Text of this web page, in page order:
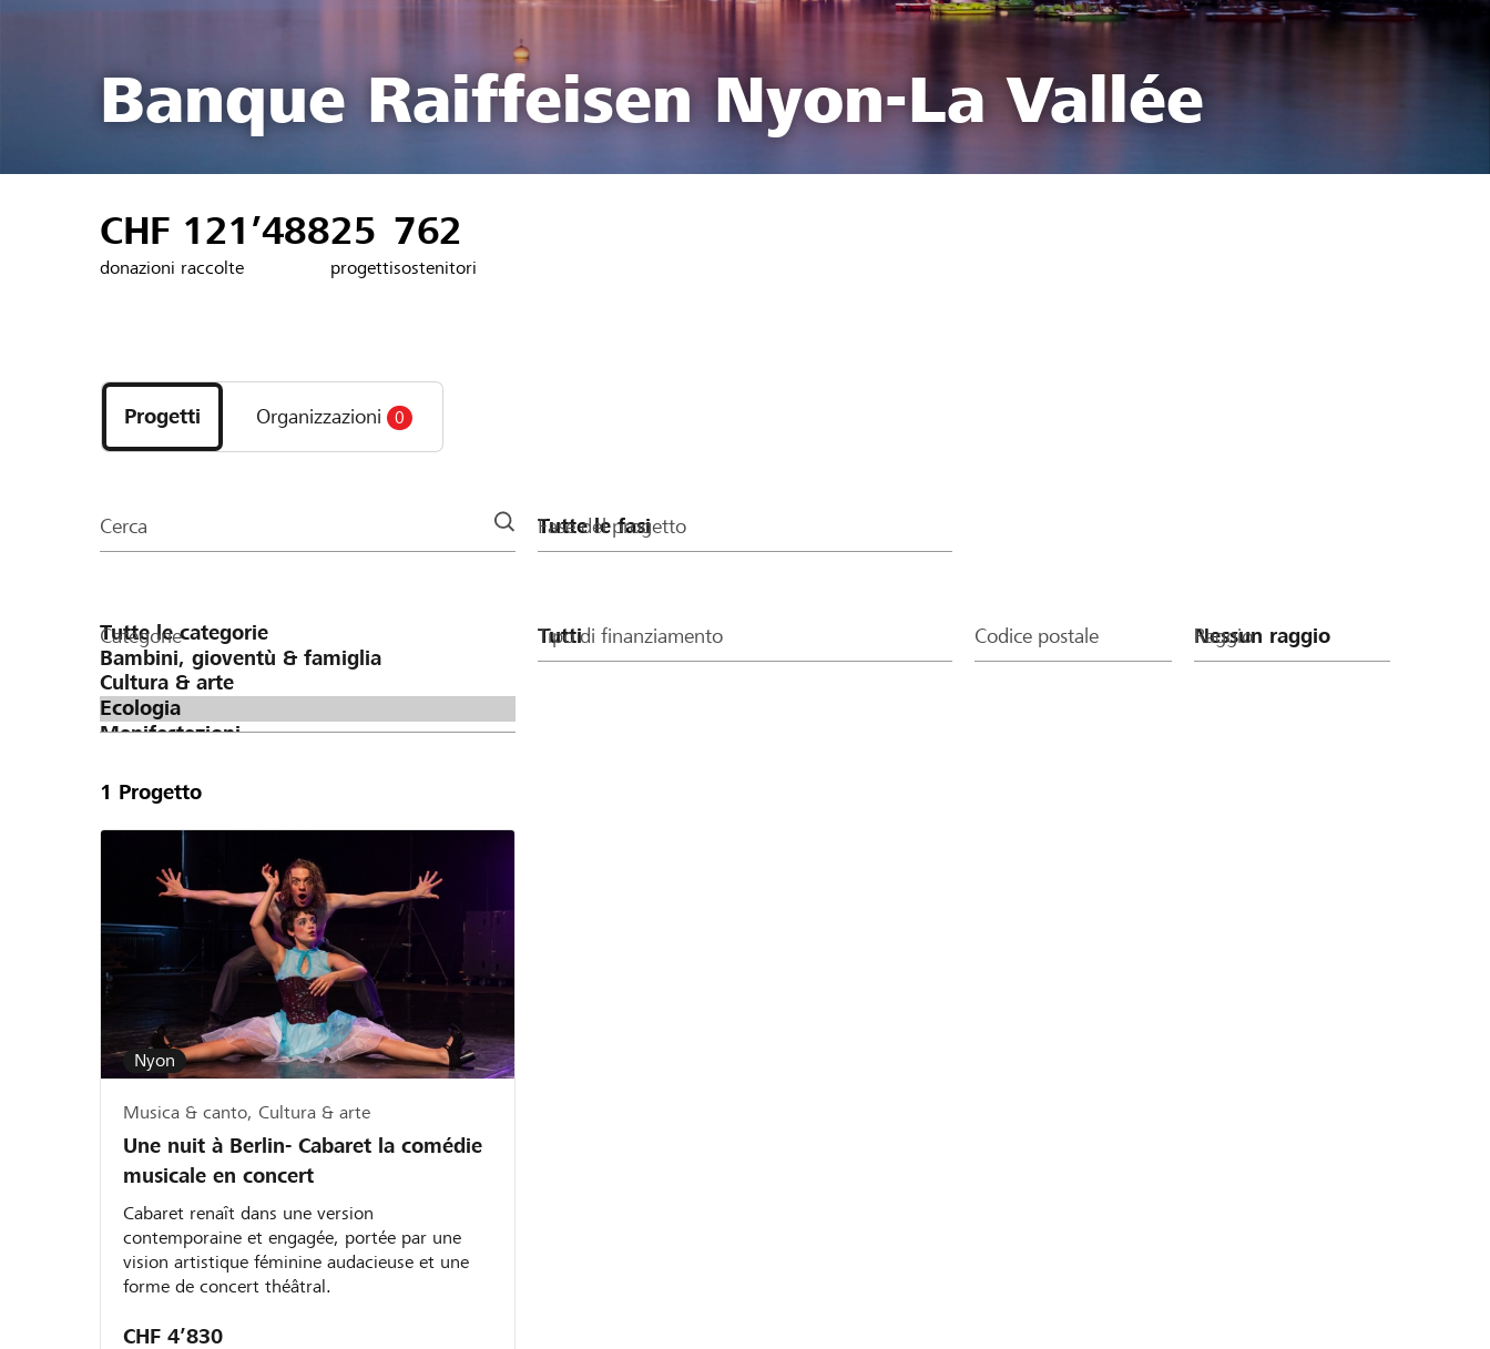
Banque Raiffeisen Nyon-La Vallée
CHF 121’488
donazioni raccolte
25
progetti
762
sostenitori
i
progetti
e
della
Progetti Organizzazioni 0
Cerca Fase del progetto
Categorie Tipo di finanziamento Codice postale Raggio
1 Progetto
Nyon
Musica & canto, Cultura & arte
Une nuit à Berlin- Cabaret la comédie
musicale en concert
Cabaret renaît dans une version
contemporaine et engagée, portée par une
vision artistique féminine audacieuse et une
forme de concert théâtral.
CHF 4’830